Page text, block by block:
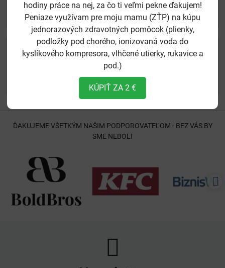
(Povinné) Odoslať
studijoon​@gmail​.com
Foto a video služby
ortodoxninitrancani​@gmail​.com
ĎAKUJEME VŠETKÝM NAŠIM PODPOROVATEĽOM - BEZ VÁS BY
SME NEBOLI
hodiny práce na nej, za čo ti veľmi pekne ďakujem!
Peniaze využívam pre moju mamu (ZŤP) na kúpu
jednorazových zdravotných pomôcok (plienky,
podložky pod chorého, ionizovaná voda do
kyslíkového kompresora, vlhčené utierky, rukavice a
pod.)
KÚPIŤ ZA 2 €